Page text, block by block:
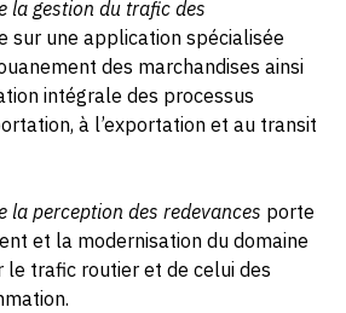
la gestion du trafic des
sur une application spécialisée
des marchandises ainsi
intégrale des processus
à l’exportation et au transit
la perception des redevances porte
et la modernisation du domaine
le trafic routier et de celui des